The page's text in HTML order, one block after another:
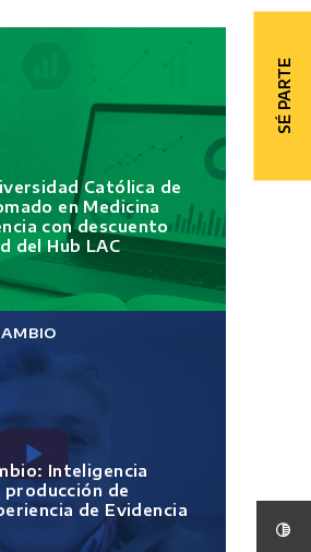
SÉ PARTE
Católica de
en Medicina
con descuento
del Hub LAC
Inteligencia
de
de Evidencia